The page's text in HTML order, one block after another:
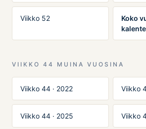
Viikko 52
Koko
VIIKKO 44 MUINA VUOSINA
Viikko 44 · 2022 Viikko
Viikko 44 · 2025 Viikko